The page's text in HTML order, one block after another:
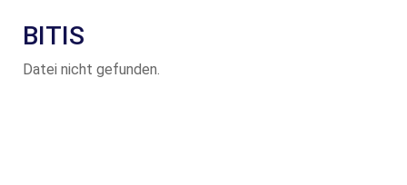
BITIS
Datei nicht gefunden.